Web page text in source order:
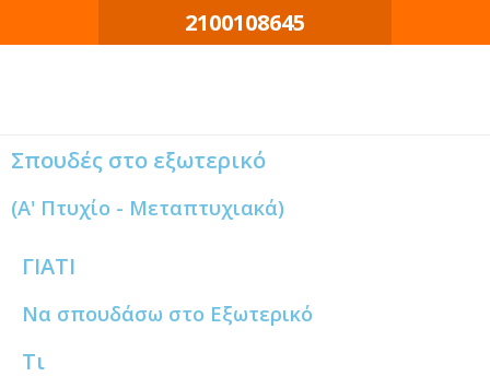
2100108645
Σπουδές στο εξωτερικό
(Α' Πτυχίο - Μεταπτυχιακά)
ΓΙΑΤΙ
Να σπουδάσω στο Εξωτερικό
Τι